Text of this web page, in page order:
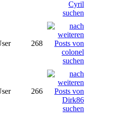
268
266